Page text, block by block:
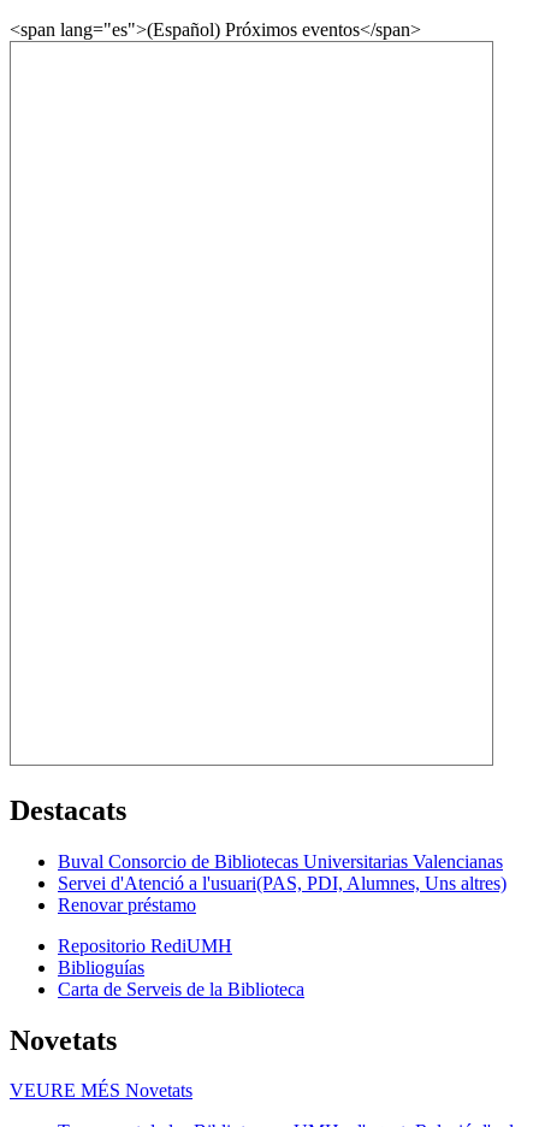
<span lang="es">(Español) Próximos eventos</span>
Destacats
Buval Consorcio de Bibliotecas Universitarias Valencianas
Servei d'Atenció a l'usuari(PAS, PDI, Alumnes, Uns altres)
Renovar préstamo
Repositorio RediUMH
Biblioguías
Carta de Serveis de la Biblioteca
Novetats
VEURE MÉS Novetats